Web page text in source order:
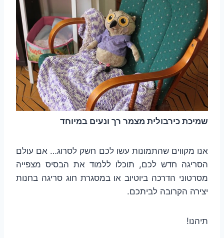
שמיכת כירבולית מצמר רך ונעים במיוחד
אנו מקווים שהתמונות עשו לכם חשק לסרוג… אם עולם
הסריגה חדש לכם, תוכלו ללמוד את הבסיס מצפייה
מסרטוני הדרכה ביוטיוב או במסגרת חוג סריגה בחנות
יצירה הקרובה לביתכם.
תיהנו!